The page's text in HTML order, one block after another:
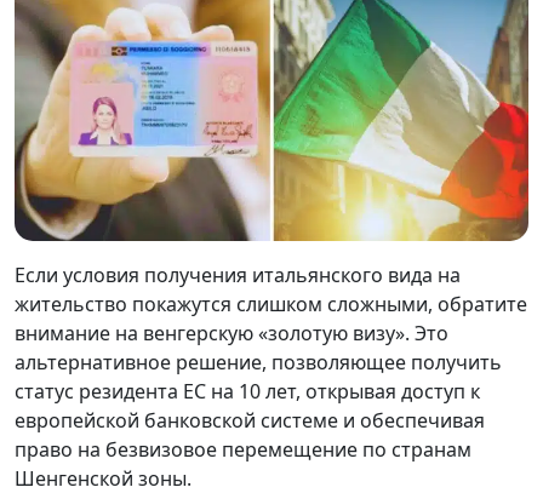
Если условия получения итальянского вида на
жительство покажутся слишком сложными, обратите
внимание на венгерскую «золотую визу». Это
альтернативное решение, позволяющее получить
статус резидента ЕС на 10 лет, открывая доступ к
европейской банковской системе и обеспечивая
право на безвизовое перемещение по странам
Шенгенской зоны.